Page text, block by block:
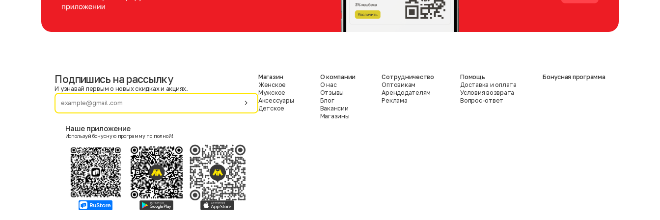
Фамилия
Женский
Согласие на получение чеков по электронной почте
Подпишись на рассылку
И узнавай первым о новых скидках и акциях.
Наше приложение
Используй бонусную программу по полной!
Магазин
Женское
Мужское
Аксессуары
Детское
О компании
О нас
Отзывы
Блог
Вакансии
Магазины
Сотрудничество
Оптовикам
Арендодателям
Реклама
Помощь
Доставка и оплата
Условия возврата
Вопрос-ответ
Бонусная программа